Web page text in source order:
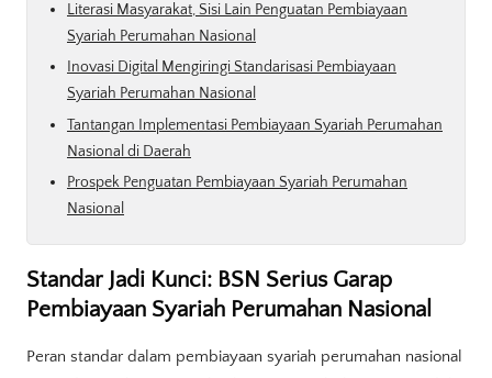
Literasi Masyarakat, Sisi Lain Penguatan Pembiayaan
Syariah Perumahan Nasional
Inovasi Digital Mengiringi Standarisasi Pembiayaan
Syariah Perumahan Nasional
Tantangan Implementasi Pembiayaan Syariah Perumahan
Nasional di Daerah
Prospek Penguatan Pembiayaan Syariah Perumahan
Nasional
Standar Jadi Kunci: BSN Serius Garap
Pembiayaan Syariah Perumahan Nasional
Peran standar dalam pembiayaan syariah perumahan nasional